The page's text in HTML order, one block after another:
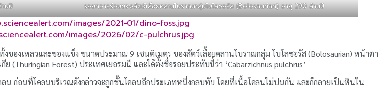
นปี รอยทวารร่วมของสัตว์เลื้อยคลานโบราณกลุ่มโบโลซอรัส (Bolosaurian) อายุ 290 ล้านปี
images/2021-01/dino-foss.jpg
images/2026/02/c-pulchrus.jpg
องเหลวและของแข็ง ขนาดประมาณ 9 เซนติเมตร ของสัตว์เลื้อยคลานโบราณกลุ่ม โบโลซอรัส (Bolosaurian) หน้าตา
Forest) ประเทศเยอรมนี และได้ตั้งชื่อรอยประทับนี้ว่า ‘Cabarzichnus pulchrus’
ก่อนที่โคลนบริเวณดังกล่าวจะถูกชั้นโคลนอีกประเภทหนึ่งกลบทับ โดยที่เนื้อโคลนไม่ปนกัน และก็กลายเป็นหินใน